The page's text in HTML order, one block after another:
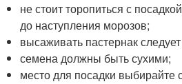
не стоит торопиться с
до наступления морозов;
высаживать пастернак
семена должны быть сухими;
место для посадки выбирайте